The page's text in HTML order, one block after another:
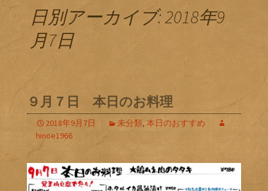
日別アーカイブ: 2018年9
月7日
９月７日 本日のお料理
2018年9月7日 未分類, 本日のおすすめ
hinoe1966